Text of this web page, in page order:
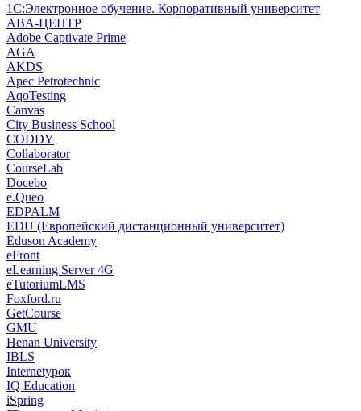
1С:Электронное обучение. Корпоративный университет
ABA-ЦЕНТР
Adobe Captivate Prime
AGA
AKDS
Apec Petrotechnic
AqoTesting
Canvas
City Business School
CODDY
Collaborator
CourseLab
Docebo
e.Queo
EDPALM
EDU (Европейский дистанционный университет)
Eduson Academy
eFront
eLearning Server 4G
eTutoriumLMS
Foxford.ru
GetCourse
GMU
Henan University
IBLS
Internetурок
IQ Education
iSpring